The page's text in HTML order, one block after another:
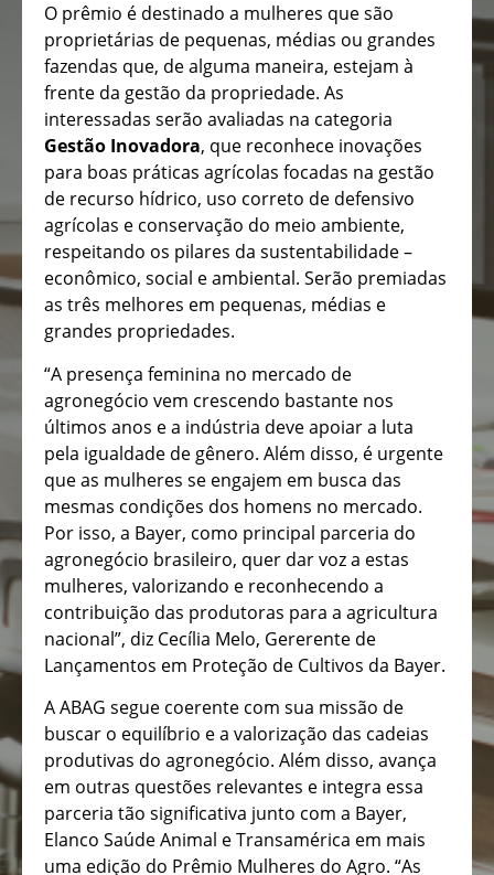
O prêmio é destinado a mulheres que são
proprietárias de pequenas, médias ou grandes
fazendas que, de alguma maneira, estejam à
frente da gestão da propriedade. As
interessadas serão avaliadas na categoria
Gestão Inovadora, que reconhece inovações
para boas práticas agrícolas focadas na gestão
de recurso hídrico, uso correto de defensivo
agrícolas e conservação do meio ambiente,
respeitando os pilares da sustentabilidade –
econômico, social e ambiental. Serão premiadas
as três melhores em pequenas, médias e
grandes propriedades.
“A presença feminina no mercado de
agronegócio vem crescendo bastante nos
últimos anos e a indústria deve apoiar a luta
pela igualdade de gênero. Além disso, é urgente
que as mulheres se engajem em busca das
mesmas condições dos homens no mercado.
Por isso, a Bayer, como principal parceria do
agronegócio brasileiro, quer dar voz a estas
mulheres, valorizando e reconhecendo a
contribuição das produtoras para a agricultura
nacional”, diz Cecília Melo, Gererente de
Lançamentos em Proteção de Cultivos da Bayer.
A ABAG segue coerente com sua missão de
buscar o equilíbrio e a valorização das cadeias
produtivas do agronegócio. Além disso, avança
em outras questões relevantes e integra essa
parceria tão significativa junto com a Bayer,
Elanco Saúde Animal e Transamérica em mais
uma edição do Prêmio Mulheres do Agro. “As